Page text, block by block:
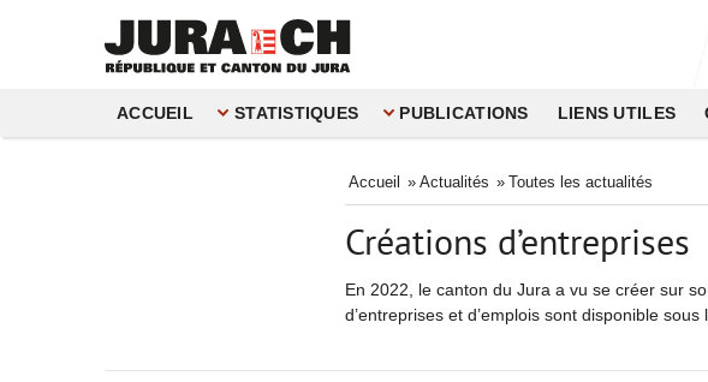
ACCUEIL STATISTIQUES PUBLICATIONS LIENS UTILES
Accueil » Actualités » Toutes les actualités
Créations d’entreprises
En 2022, le canton du Jura a vu se créer sur
d’entreprises et d’emplois sont disponible sous